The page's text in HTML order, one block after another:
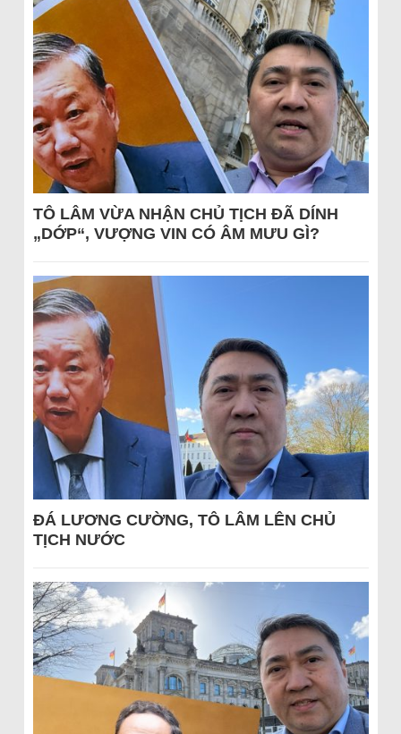
TÔ LÂM VỪA NHẬN CHỦ TỊCH ĐÃ DÍNH
„DỚP“, VƯỢNG VIN CÓ ÂM MƯU GÌ?
ĐÁ LƯƠNG CƯỜNG, TÔ LÂM LÊN CHỦ
TỊCH NƯỚC